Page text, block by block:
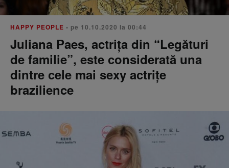
HAPPY PEOPLE • pe 10.10.2020 la 00:44
Juliana Paes, actrița din “Legături
de familie”, este considerată una
dintre cele mai sexy actrițe
brazilience